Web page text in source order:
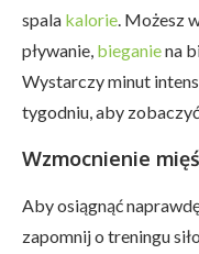
spala kalorie. Możesz
pływanie, bieganiena
Wystarczy minut
tygodniu, aby
Wzmocnienie
Aby osiągnąć
zapomnij o treningu